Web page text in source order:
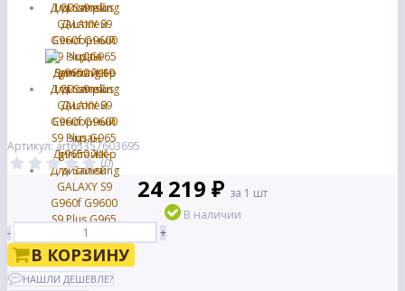
Артикул: art65357603695
(0)
24 219 ₽ за 1 шт
В наличии
-
+
В КОРЗИНУ
НАШЛИ ДЕШЕВЛЕ?